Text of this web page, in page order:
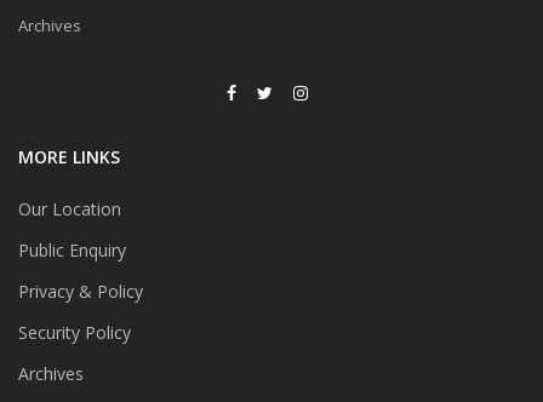
Archives
MORE LINKS
Our Location
Public Enquiry
Privacy & Policy
Security Policy
Archives